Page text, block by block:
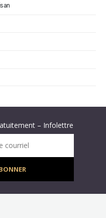
– Infolettre
d’hypnose gratuit !
courriel